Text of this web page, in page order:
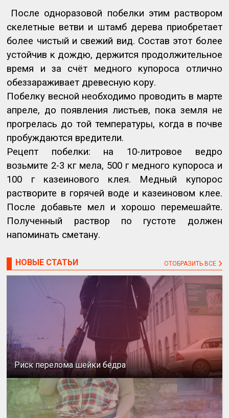
После одноразовой побелки этим раствором
скелетные ветви и штамб дерева приобретает
более чистый и свежий вид. Состав этот более
устойчив к дождю, держится продолжительное
время и за счёт медного купороса отлично
обеззараживает древесную кору.
Побелку весной необходимо проводить в марте
апреле, до появления листьев, пока земля не
прогрелась до той температуры, когда в почве
пробуждаются вредители.
Рецепт побелки: на 10-литровое ведро
возьмите 2-3 кг мела, 500 г медного купороса и
100 г казеинового клея. Медный купорос
растворите в горячей воде и казеиновом клее.
После добавьте мел и хорошо перемешайте.
Полученный раствор по густоте должен
напоминать сметану.
НОВЫЕ СТАТЬИ ОТОБРАЗИТЬ ВСЕ
Риск перелома шейки бедра